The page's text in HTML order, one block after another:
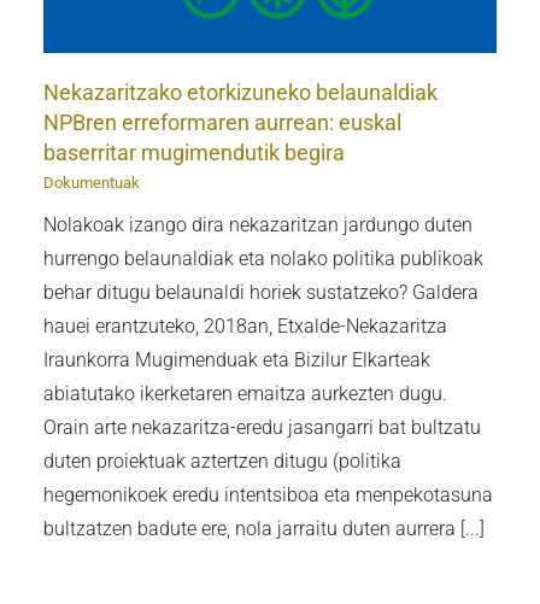
Nekazaritzako etorkizuneko belaunaldiak
NPBren erreformaren aurrean: euskal
baserritar mugimendutik begira
Dokumentuak
Nolakoak izango dira nekazaritzan jardungo duten
hurrengo belaunaldiak eta nolako politika publikoak
behar ditugu belaunaldi horiek sustatzeko? Galdera
hauei erantzuteko, 2018an, Etxalde-Nekazaritza
Iraunkorra Mugimenduak eta Bizilur Elkarteak
abiatutako ikerketaren emaitza aurkezten dugu.
Orain arte nekazaritza-eredu jasangarri bat bultzatu
duten proiektuak aztertzen ditugu (politika
hegemonikoek eredu intentsiboa eta menpekotasuna
bultzatzen badute ere, nola jarraitu duten aurrera [...]